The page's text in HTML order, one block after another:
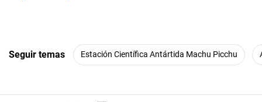
Seguir temas Estación Científica Antártida Machu Picchu